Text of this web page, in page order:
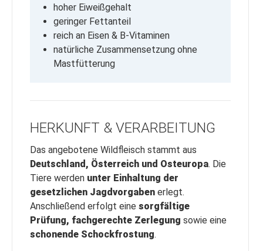
hoher Eiweißgehalt
geringer Fettanteil
reich an Eisen & B-Vitaminen
natürliche Zusammensetzung ohne
Mastfütterung
HERKUNFT & VERARBEITUNG
Das angebotene Wildfleisch stammt aus
Deutschland, Österreich und Osteuropa. Die
Tiere werden unter Einhaltung der
gesetzlichen Jagdvorgaben erlegt.
Anschließend erfolgt eine sorgfältige
Prüfung, fachgerechte Zerlegung sowie eine
schonende Schockfrostung.